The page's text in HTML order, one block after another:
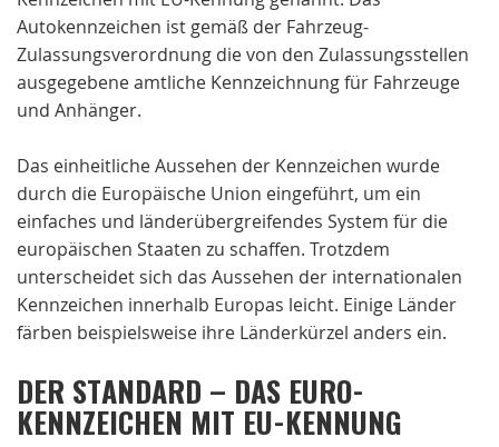
Autokennzeichen ist gemäß der Fahrzeug-
Zulassungsverordnung die von den Zulassungsstellen
ausgegebene amtliche Kennzeichnung für Fahrzeuge
und Anhänger.
Das einheitliche Aussehen der Kennzeichen wurde
durch die Europäische Union eingeführt, um ein
einfaches und länderübergreifendes System für die
europäischen Staaten zu schaffen. Trotzdem
unterscheidet sich das Aussehen der internationalen
Kennzeichen innerhalb Europas leicht. Einige Länder
färben beispielsweise ihre Länderkürzel anders ein.
DER STANDARD – DAS EURO-
KENNZEICHEN MIT EU-KENNUNG